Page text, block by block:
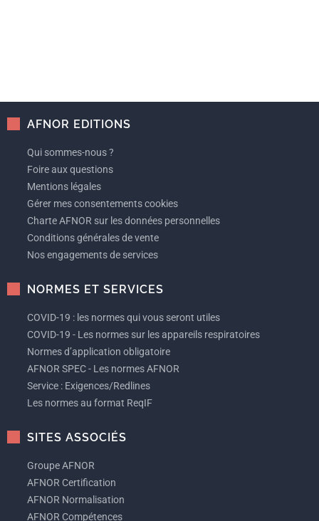
AFNOR EDITIONS
Qui sommes-nous ?
Foire aux questions
Mentions légales
Gérer mes consentements cookies
Charte AFNOR sur les données personnelles
Conditions générales de vente
Nos engagements de services
NORMES ET SERVICES
COVID-19 : les normes qui vous seront utiles
COVID-19 - Les normes sur les appareils respiratoires
Normes d’application obligatoire
AFNOR SPEC - Les normes AFNOR
Service : Exigences/Redlines
Les normes au format ReqIF
SITES ASSOCIÉS
Groupe AFNOR
AFNOR Certification
AFNOR Normalisation
AFNOR Compétences